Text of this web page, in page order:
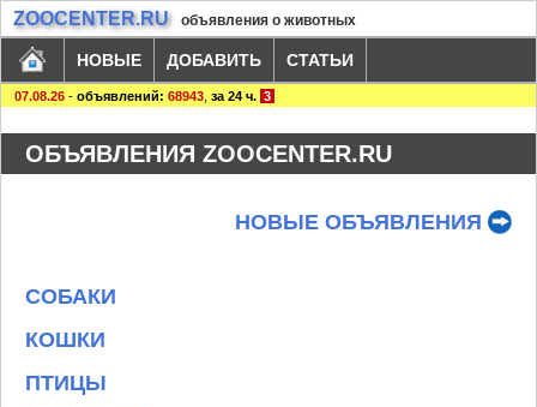
ZOOCENTER.RU объявления о животных
НОВЫЕ ДОБАВИТЬ СТАТЬИ
07.08.26 - объявлений: 68943 за 24 ч. 3
ОБЪЯВЛЕНИЯ ZOOCENTER.RU
НОВЫЕ ОБЪЯВЛЕНИЯ
СОБАКИ
КОШКИ
ПТИЦЫ